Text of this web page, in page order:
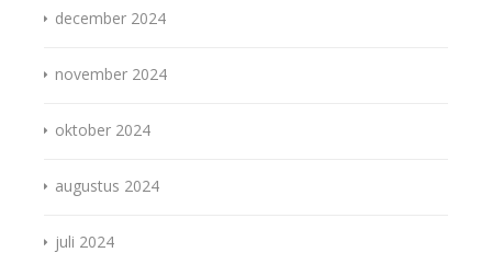
december 2024
november 2024
oktober 2024
augustus 2024
juli 2024